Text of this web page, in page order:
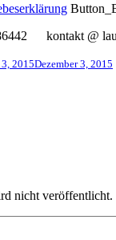
kontakt @
2015Dezember 3, 2015
nicht veröffentlicht.